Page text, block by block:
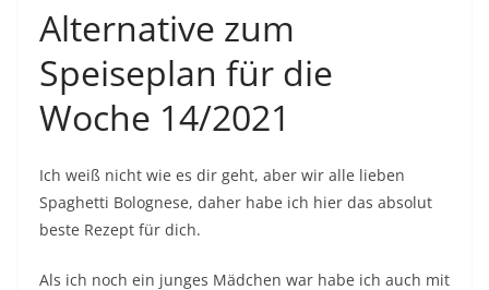
Alternative zum
Speiseplan für die
Woche 14/2021
Ich weiß nicht wie es dir geht, aber wir alle lieben
Spaghetti Bolognese, daher habe ich hier das absolut
beste Rezept für dich.
Als ich noch ein junges Mädchen war habe ich auch mit